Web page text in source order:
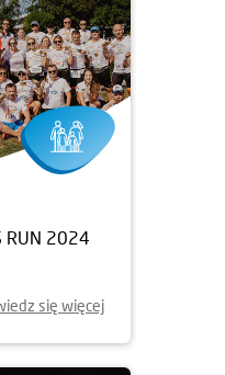
RUN 2024
się więcej